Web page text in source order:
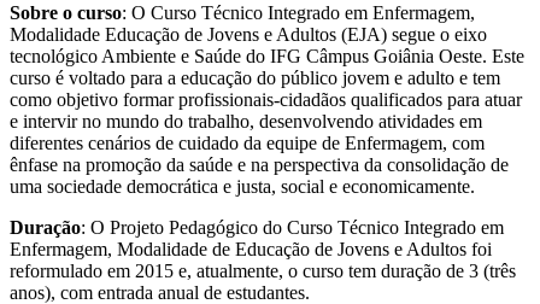
Sobre o curso: O Curso Técnico Integrado em Enfermagem,
Modalidade Educação de Jovens e Adultos (EJA) segue o eixo
tecnológico Ambiente e Saúde do IFG Câmpus Goiânia Oeste. Este
curso é voltado para a educação do público jovem e adulto e tem
como objetivo formar profissionais-cidadãos qualificados para atuar
e intervir no mundo do trabalho, desenvolvendo atividades em
diferentes cenários de cuidado da equipe de Enfermagem, com
ênfase na promoção da saúde e na perspectiva da consolidação de
uma sociedade democrática e justa, social e economicamente.
Duração: O Projeto Pedagógico do Curso Técnico Integrado em
Enfermagem, Modalidade de Educação de Jovens e Adultos foi
reformulado em 2015 e, atualmente, o curso tem duração de 3 (três
anos), com entrada anual de estudantes.